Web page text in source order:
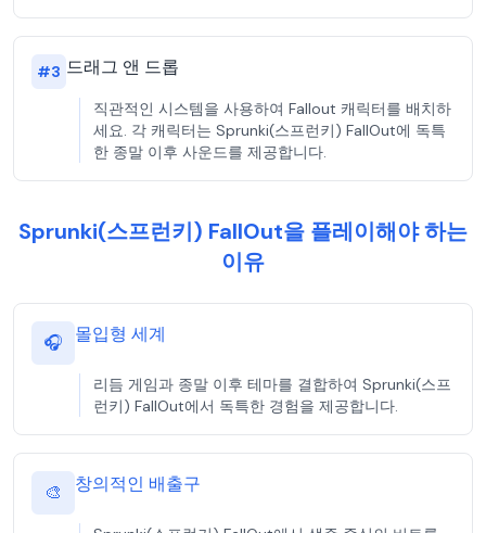
#3 드래그 앤 드롭
직관적인 시스템을 사용하여 Fallout 캐릭터를 배치하
세요. 각 캐릭터는 Sprunki(스프런키) FallOut에 독특
한 종말 이후 사운드를 제공합니다.
Sprunki(스프런키) FallOut을 플레이해야 하는
이유
🎧 몰입형 세계
리듬 게임과 종말 이후 테마를 결합하여 Sprunki(스프
런키) FallOut에서 독특한 경험을 제공합니다.
🎨 창의적인 배출구